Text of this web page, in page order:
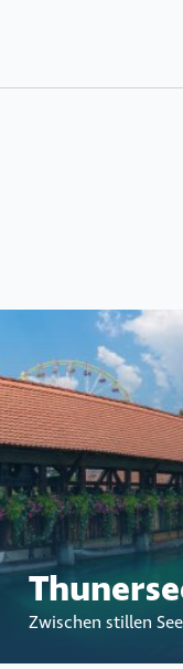
Zwischen stillen